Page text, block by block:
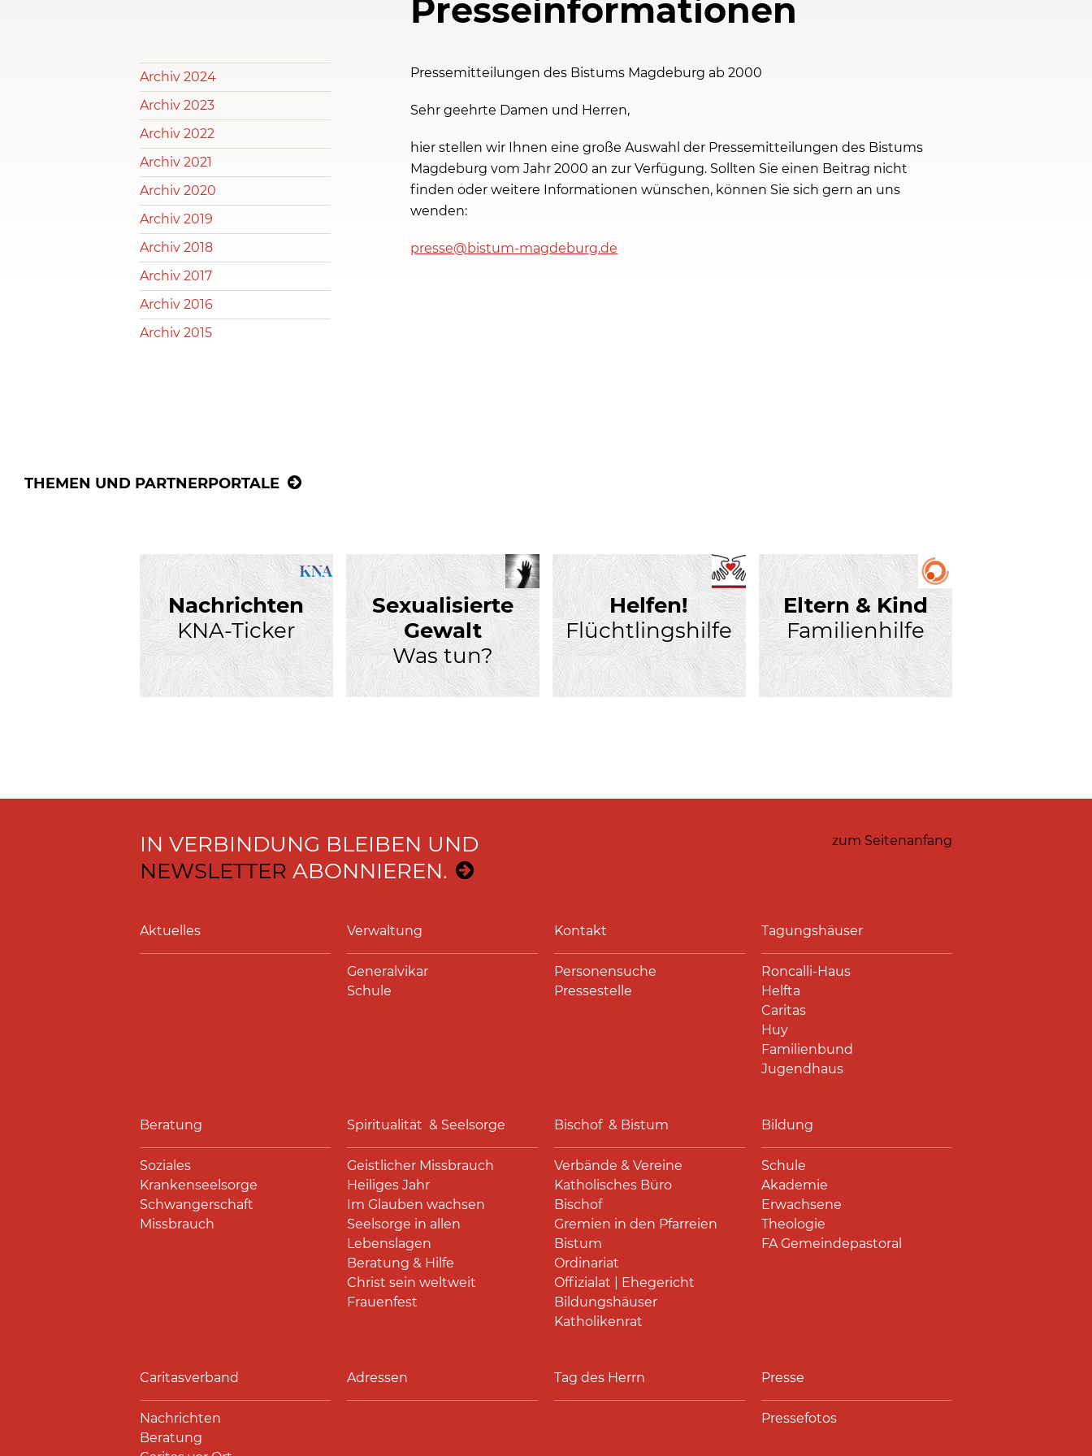
Archiv 2024
Archiv 2023
Archiv 2022
Archiv 2021
Archiv 2020
Archiv 2019
Archiv 2018
Archiv 2017
Archiv 2016
Archiv 2015
Presseinformationen
Pressemitteilungen des Bistums Magdeburg ab 2000
Sehr geehrte Damen und Herren,
hier stellen wir Ihnen eine große Auswahl der Pressemitteilungen des Bistums
Magdeburg vom Jahr 2000 an zur Verfügung. Sollten Sie einen Beitrag nicht
finden oder weitere Informationen wünschen, können Sie sich gern an uns
wenden:
presse@bistum-magdeburg.de
THEMEN UND PARTNERPORTALE
Nachrichten
KNA-Ticker
Sexualisierte
Gewalt
Was tun?
Helfen!
Flüchtlingshilfe
Eltern & Kind
Familienhilfe
IN VERBINDUNG BLEIBEN UND
NEWSLETTER ABONNIEREN.
zum Seitenanfang
Aktuelles Verwaltung
Generalvikar
Schule
Kontakt
Personensuche
Pressestelle
Tagungshäuser
Roncalli-Haus
Helfta
Caritas
Huy
Familienbund
Jugendhaus
Beratung
Soziales
Krankenseelsorge
Schwangerschaft
Missbrauch
Spiritualität & Seelsorge
Geistlicher Missbrauch
Heiliges Jahr
Im Glauben wachsen
Seelsorge in allen
Lebenslagen
Beratung & Hilfe
Christ sein weltweit
Frauenfest
Bischof & Bistum
Verbände & Vereine
Katholisches Büro
Bischof
Gremien in den Pfarreien
Bistum
Ordinariat
Offizialat | Ehegericht
Bildungshäuser
Katholikenrat
Bildung
Schule
Akademie
Erwachsene
Theologie
FA Gemeindepastoral
Caritasverband
Nachrichten
Beratung
Adressen Tag des Herrn Presse
Pressefotos